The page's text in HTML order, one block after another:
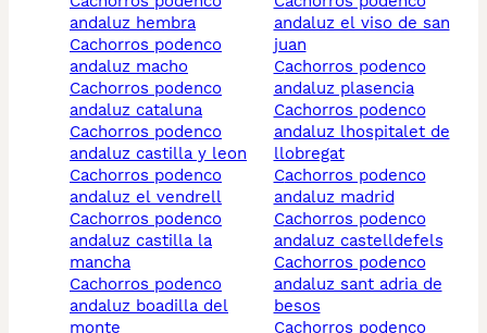
andaluz hembra
cachorros podenco
andaluz macho
cachorros podenco
andaluz cataluna
cachorros podenco
andaluz castilla y leon
cachorros podenco
andaluz el vendrell
cachorros podenco
andaluz castilla la
mancha
cachorros podenco
andaluz boadilla del
monte
andaluz el viso de san
juan
cachorros podenco
andaluz plasencia
cachorros podenco
andaluz lhospitalet de
llobregat
cachorros podenco
andaluz madrid
cachorros podenco
andaluz castelldefels
cachorros podenco
andaluz sant adria de
besos
cachorros podenco